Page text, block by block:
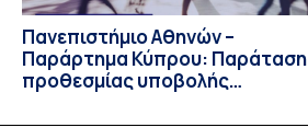
Πανεπιστήμιο Αθηνών –
Παράρτημα Κύπρου: Παράταση
προθεσμίας υποβολής
υποψηφίων